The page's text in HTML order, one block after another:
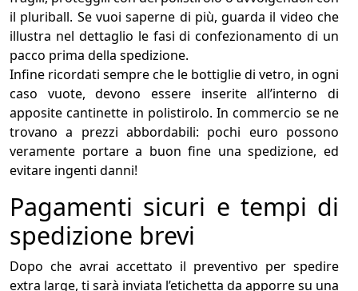
il pluriball. Se vuoi saperne di più, guarda il video che
illustra nel dettaglio le fasi di confezionamento di un
pacco prima della spedizione.
Infine ricordati sempre che le bottiglie di vetro, in ogni
caso vuote, devono essere inserite all’interno di
apposite cantinette in polistirolo. In commercio se ne
trovano a prezzi abbordabili: pochi euro possono
veramente portare a buon fine una spedizione, ed
evitare ingenti danni!
Pagamenti sicuri e tempi di
spedizione brevi
Dopo che avrai accettato il preventivo per spedire
extra large, ti sarà inviata l’etichetta da apporre su una